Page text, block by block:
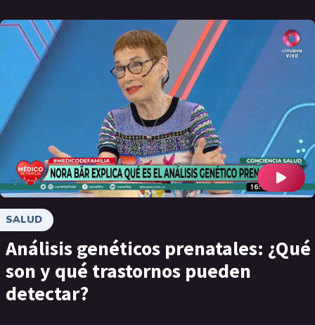
SALUD
Análisis genéticos prenatales: ¿Qué
son y qué trastornos pueden
detectar?